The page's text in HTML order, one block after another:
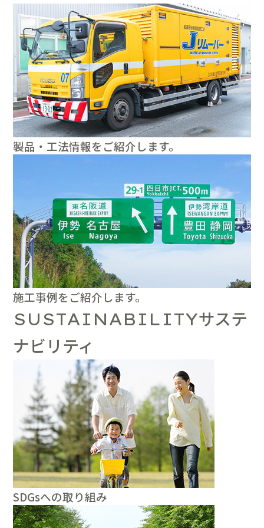
製品・工法情報をご紹介します。
施工事例をご紹介します。
SUSTAINABILITYサステ
ナビリティ
SDGsへの取り組み